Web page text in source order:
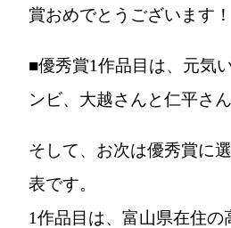
賞おめでとうございます！
■優秀賞1作品目は、元気
ンビ、大越さんと仁平さん
そして、お次は優秀賞に
表です。
1作品目は、富山県在住の